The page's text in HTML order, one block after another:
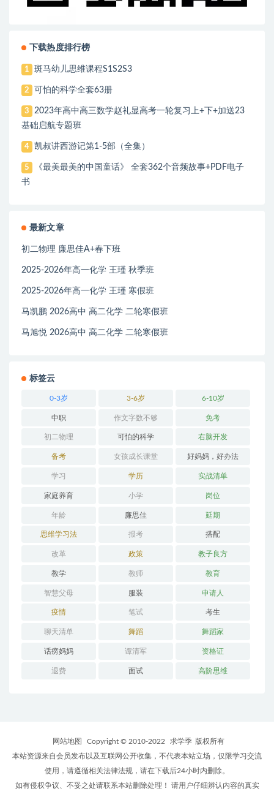
下载热度排行榜
1 斑马幼儿思维课程S1S2S3
2 可怕的科学全套63册
3
2023年高中高三数学赵礼显高考一轮复习上+下+加送23
基础启航专题班
4 凯叔讲西游记第1-5部（全集）
5
《最美最美的中国童话》 全套362个音频故事+PDF电子
书
最新文章
初二物理 廉思佳A+春下班
2025-2026年高一化学 王瑾 秋季班
2025-2026年高一化学 王瑾 寒假班
马凯鹏 2026高中 高二化学 二轮寒假班
马旭悦 2026高中 高二化学 二轮寒假班
标签云
0-3岁 3-6岁 6-10岁
中职 作文字数不够 免考
初二物理 可怕的科学 右脑开发
备考 女孩成长课堂 好妈妈，好办法
学习 学历 实战清单
家庭养育 小学 岗位
年龄 廉思佳 延期
思维学习法 报考 搭配
改革 政策 教子良方
教学 教师 教育
智慧父母 服装 申请人
疫情 笔试 考生
聊天清单 舞蹈 舞蹈家
话痨妈妈 谭清军 资格证
退费 面试 高阶思维
网站地图 Copyright © 2010-2022 求学季 版权所有
本站资源来自会员发布以及互联网公开收集，不代表本站立场，仅限学习交流
使用，请遵循相关法律法规，请在下载后24小时内删除。
如有侵权争议、不妥之处请联系本站删除处理！ 请用户仔细辨认内容的真实